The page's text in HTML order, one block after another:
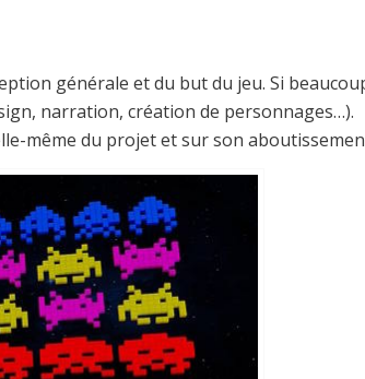
générale et du but du jeu. Si
narration, création de personnages…).
même du projet et sur son